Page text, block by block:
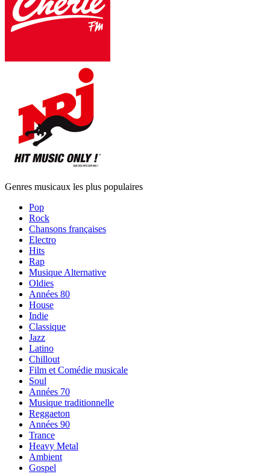
Genres musicaux les plus populaires
Pop
Rock
Chansons françaises
Electro
Hits
Rap
Musique Alternative
Oldies
Années 80
House
Indie
Classique
Jazz
Latino
Chillout
Film et Comédie musicale
Soul
Années 70
Musique traditionnelle
Reggaeton
Années 90
Trance
Heavy Metal
Ambient
Gospel